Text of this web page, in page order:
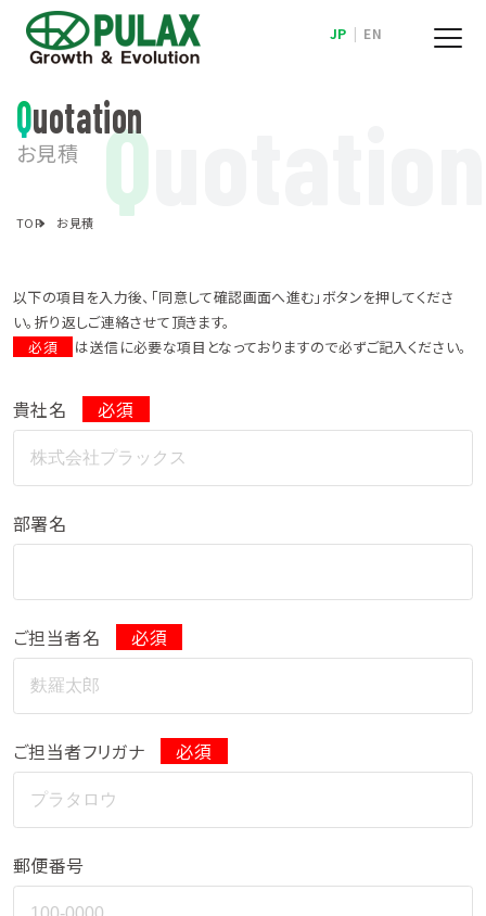
JP | EN
Quotation
お見積 Q
TOP お見積
以下の項目を入力後、「同意して確認画面へ進む」ボタンを押してくださ
い。折り返しご連絡させて頂きます。
必須
は送信に必要な項目となっておりますので必ずご記入ください。
貴社名 必須
部署名
ご担当者名 必須
ご担当者フリガナ 必須
郵便番号